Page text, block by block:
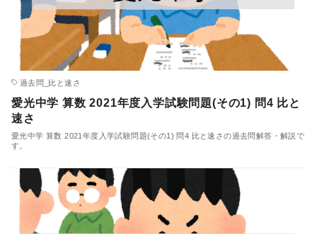
過去問_比と速さ
愛光中学 算数 2021年度入学試験問題(その1) 問4 比と
速さ
愛光中学 算数 2021年度入学試験問題(その1) 問4 比と速さの過去問解答・解説で
す。